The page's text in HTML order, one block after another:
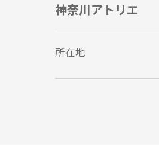
神奈川アトリエ
所在地